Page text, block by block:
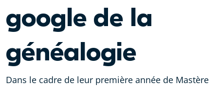
google de la
généalogie
Dans le cadre de leur première année de Mastère